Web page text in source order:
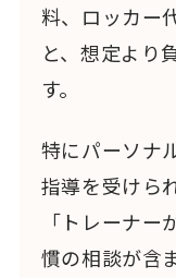
料、ロッカー
と、想定より
す。
特にパーソナ
指導を受けら
「トレーナ
慣の相談が含